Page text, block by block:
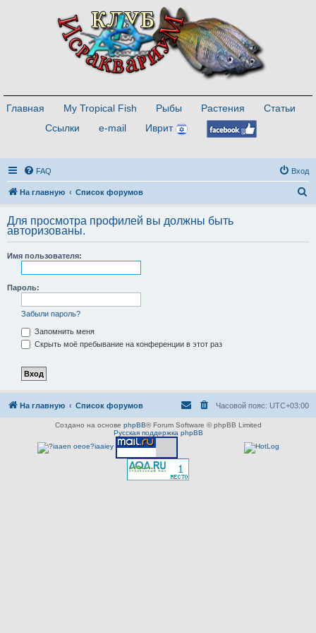
Главная My Tropical Fish Рыбы Растения
Статьи
Ссылки
e-mail Иврит
FAQ Вход
На главную Список форумов
с
Для просмотра профилей вы должны быть
авторизованы.
Имя пользователя:
Пароль:
Забыли пароль?
Запомнить меня
Скрыть моё пребывание на конференции в этот раз
На главную Список форумов Часовой пояс: UTC+03:00
Создано на основе phpBB® Forum Software © phpBB Limited
Русская поддержка phpBB